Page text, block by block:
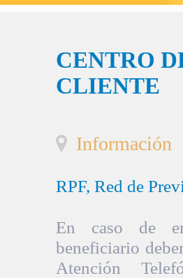
CENTRO
CLIENTE
Información
RPF, Red de
En caso de
beneficiario
Atención